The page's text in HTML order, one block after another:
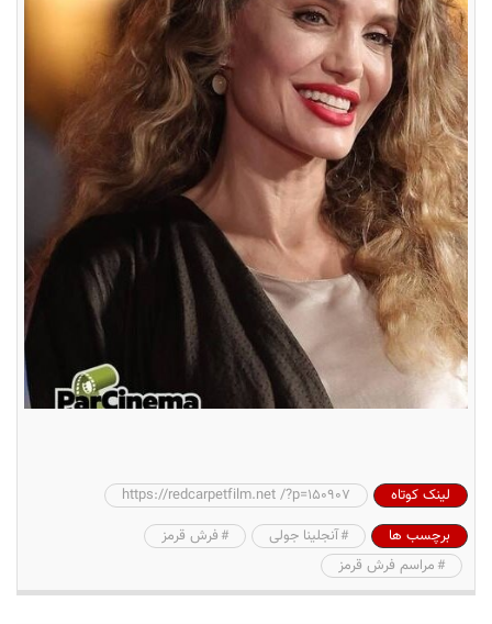
لینک کوتاه
https://redcarpetfilm.net /?p=150907
برچسب ها
آنجلینا جولی
فرش قرمز
مراسم فرش قرمز